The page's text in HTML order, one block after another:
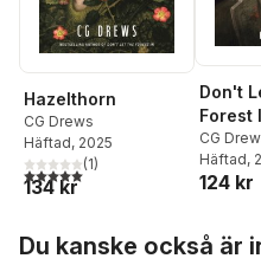
Hazelthorn
CG Drews
Häftad, 2025
5,0utav 5 stjärnor. Totalt antal
(1)
134 kr
Don't
Forest
CG
Häftad,
124 kr
Du kanske också är